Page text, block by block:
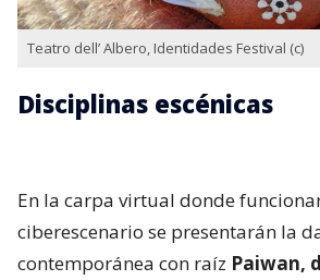
Teatro dell’ Albero, Identidades Festival (c)
Disciplinas escénicas
En la carpa virtual donde
ciberescenario se presentarán la
contemporánea con raíz Paiwan,